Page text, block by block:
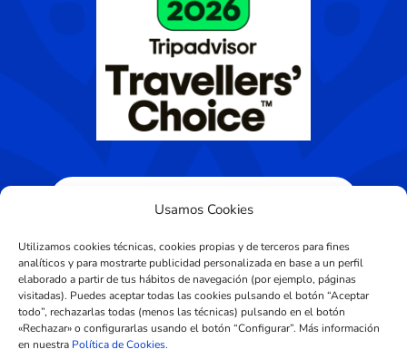
Usamos Cookies
Utilizamos cookies técnicas, cookies propias y de terceros para fines
analíticos y para mostrarte publicidad personalizada en base a un perfil
elaborado a partir de tus hábitos de navegación (por ejemplo, páginas
visitadas). Puedes aceptar todas las cookies pulsando el botón “Aceptar
todo”, rechazarlas todas (menos las técnicas) pulsando en el botón
«Rechazar» o configurarlas usando el botón “Configurar”. Más información
en nuestra Política de Cookies.
Diseñado porCROS Solutions